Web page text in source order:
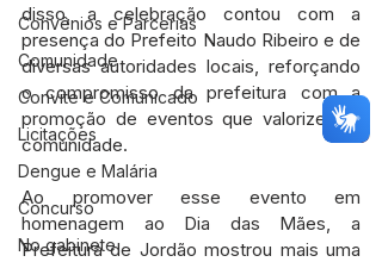
Convênios e Parcerias
Comunidade
Convite e Comunicado
Licitações
Dengue e Malária
Concurso
No gabinete
disso, a celebração contou com a
presença do Prefeito Naudo Ribeiro e de
diversas autoridades locais, reforçando
o compromisso da prefeitura com a
promoção de eventos que valorizem a
comunidade.
Ao promover esse evento em
homenagem ao Dia das Mães, a
Prefeitura de Jordão mostrou mais uma